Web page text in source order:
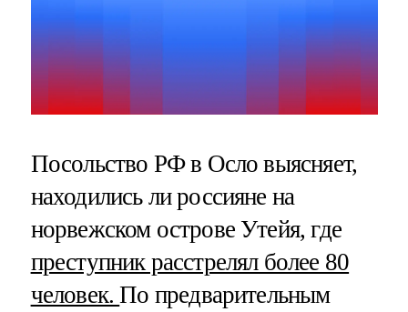
Посольство РФ в Осло выясняет,
находились ли россияне на
норвежском острове Утейя, где
преступник расстрелял более 80
человек.По предварительным